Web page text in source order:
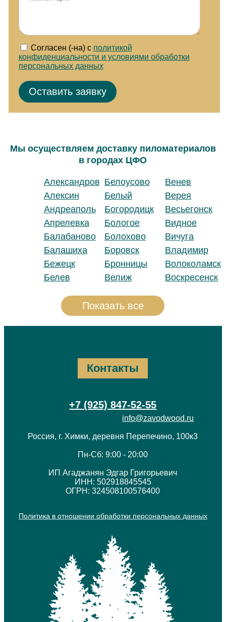
Согласен (-на) с политикой
конфиденциальности и условиями обработки
персональных данных
Мы осуществляем доставку пиломатериалов
в городах ЦФО
Александров
Алексин
Андреаполь
Апрелевка
Балабаново
Балашиха
Бежецк
Белев
Белоусово
Белый
Богородицк
Бологое
Болохово
Боровск
Бронницы
Велиж
Венев
Верея
Весьегонск
Видное
Вичуга
Владимир
Волоколамск
Воскресенск
Показать все
Контакты
+7 (925) 847-52-55
info@zavodwood.ru
Россия, г. Химки, деревня Перепечино, 100к3
Пн-Сб: 9:00 - 20:00
ИП Агаджанян Эдгар Григорьевич
ИНН: 502918845545
ОГРН: 324508100576400
Политика в отношении обработки персональных данных